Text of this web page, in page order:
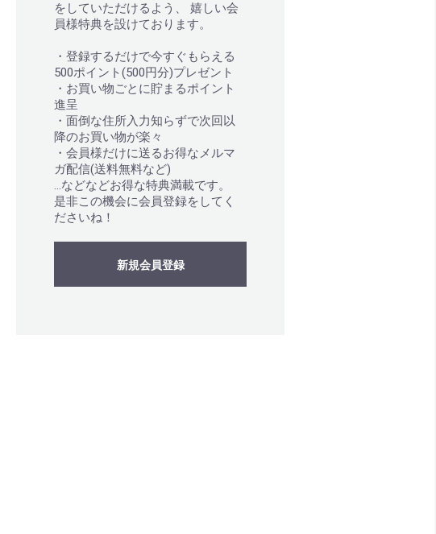
をしていただけるよう、 嬉しい会
員様特典を設けております。
・登録するだけで今すぐもらえる
500ポイント(500円分)プレゼント
・お買い物ごとに貯まるポイント
進呈
・面倒な住所入力知らずで次回以
降のお買い物が楽々
・会員様だけに送るお得なメルマ
ガ配信(送料無料など)
…などなどお得な特典満載です。
是非この機会に会員登録をしてく
ださいね！
新規会員登録